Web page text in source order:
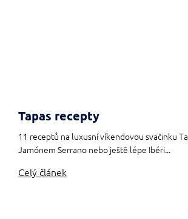
Tapas recepty
11 receptů na luxusní víkendovou svačinku
Jamónem Serrano nebo ještě lépe Ibéri...
Celý článek